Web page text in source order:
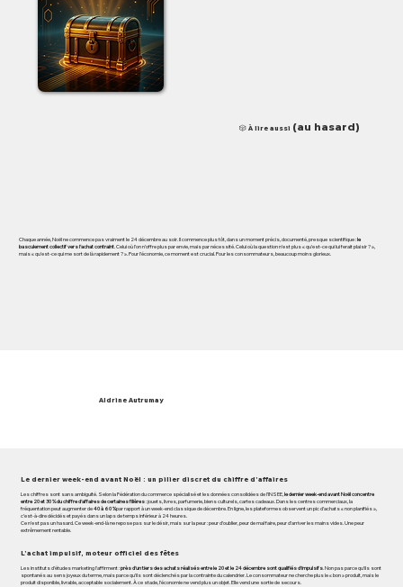
Chaque année, Noël ne commence pas vraiment le 24 décembre au soir. Il commence plus tôt, dans un moment précis, documenté, presque scientifique :le
basculement collectif vers l’achat contraint. Celui où l’on n’offre plus par envie, mais par nécessité. Celui où la question n’est plus « qu’est-ce qui lui ferait plaisir ? »,
mais « qu’est-ce qui me sort de là rapidement ? ». Pour l’économie, ce moment est crucial. Pour les consommateurs, beaucoup moins glorieux.
🎲 À lire aussi (au hasard)
Aldrine Autrumay
Le dernier week-end avant Noël : un pilier discret du chiffre d’affaires
Les chiffres sont sans ambiguïté. Selon la Fédération du commerce spécialisé et les données consolidées de l’INSEE,le dernier week-end avant Noël concentre
entre 20 et 30 % du chiffre d’affaires de certaines filières: jouets, livres, parfumerie, biens culturels, cartes cadeaux. Dans les centres commerciaux, la
fréquentation peut augmenter de40 à 60 %par rapport à un week-end classique de décembre. En ligne, les plateformes observent un pic d’achats « non planifiés »,
c’est-à-dire décidés et payés dans un laps de temps inférieur à 24 heures.
Ce n’est pas un hasard. Ce week-end-là ne repose pas sur le désir, mais sur la peur : peur d’oublier, peur de mal faire, peur d’arriver les mains vides. Une peur
extrêmement rentable.
L’achat impulsif, moteur officiel des fêtes
Les instituts d’études marketing l'affirment :près d’un tiers des achats réalisés entre le 20 et le 24 décembre sont qualifiés d’impulsifs . Non pas parce qu’ils sont
spontanés au sens joyeux du terme, mais parce qu’ils sont déclenchés par la contrainte du calendrier. Le consommateur ne cherche plus le « bon » produit, mais le
produit disponible, livrable, acceptable socialement. À ce stade, l’économie ne vend plus un objet. Elle vend une sortie de secours.